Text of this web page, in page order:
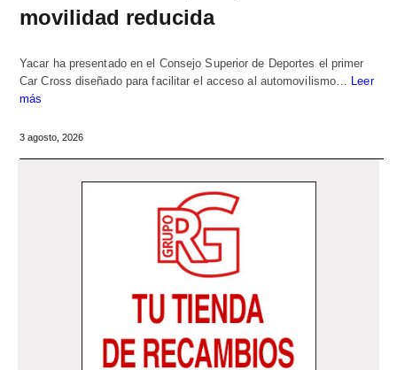
movilidad reducida
Yacar ha presentado en el Consejo Superior de Deportes el primer
Car Cross diseñado para facilitar el acceso al automovilismo… Leer
más
3 agosto, 2026